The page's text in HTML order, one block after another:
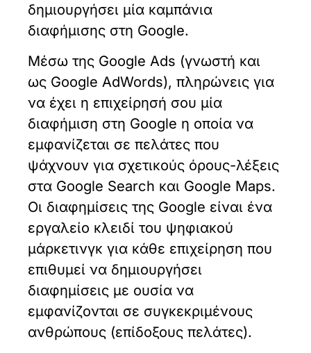
δημιουργήσει μία καμπάνια
διαφήμισης στη Google.
Μέσω της Google Ads (γνωστή και
ως Google AdWords), πληρώνεις για
να έχει η επιχείρησή σου μία
διαφήμιση στη Google η οποία να
εμφανίζεται σε πελάτες που
ψάχνουν για σχετικούς όρους-λέξεις
στα Google Search και Google Maps.
Οι διαφημίσεις της Google είναι ένα
εργαλείο κλειδί του ψηφιακού
μάρκετινγκ για κάθε επιχείρηση που
επιθυμεί να δημιουργήσει
διαφημίσεις με ουσία να
εμφανίζονται σε συγκεκριμένους
ανθρώπους (επίδοξους πελάτες).